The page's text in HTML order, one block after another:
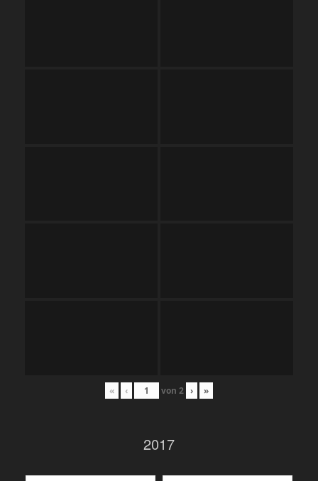
« ‹ von 2 › »
2017